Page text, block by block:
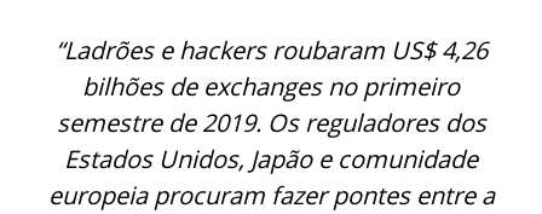
“Ladrões e hackers roubaram US$ 4,26
bilhões de exchanges no primeiro
semestre de 2019. Os reguladores dos
Estados Unidos, Japão e comunidade
europeia procuram fazer pontes entre a